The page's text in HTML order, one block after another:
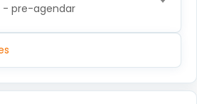
- pre-agendar